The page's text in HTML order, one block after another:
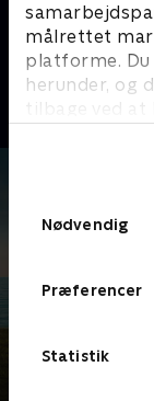
målrettet
platforme.
herunder, og
tilbage ved at
Nødvendig
Præferencer
Statistik
Mord på
Krimi & Spænding